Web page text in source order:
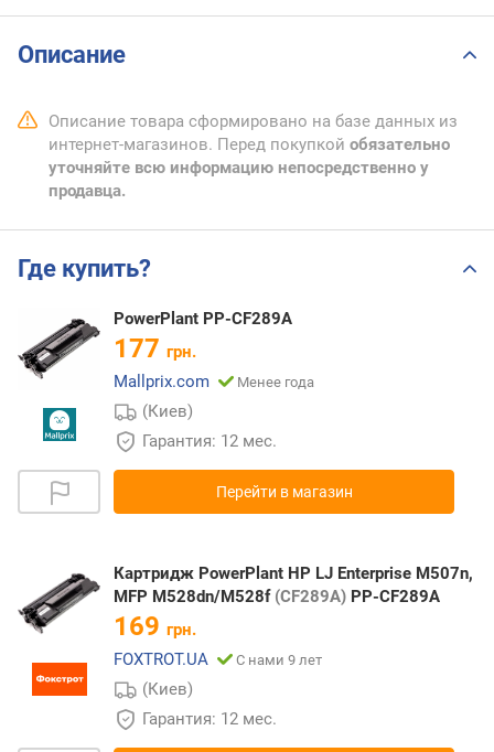
Описание
Описание товара сформировано на базе данных из
интернет-магазинов. Перед покупкой обязательно
уточняйте всю информацию непосредственно у
продавца.
Где купить?
PowerPlant PP-CF289A
177 грн.
Mallprix.com
Менее года
(Киев)
Гарантия: 12 мес.
Перейти в магазин
Картридж PowerPlant HP LJ Enterprise M507n,
MFP M528dn/M528f (CF289A) PP-CF289A
169 грн.
FOXTROT.UA
С нами 9 лет
(Киев)
Гарантия: 12 мес.